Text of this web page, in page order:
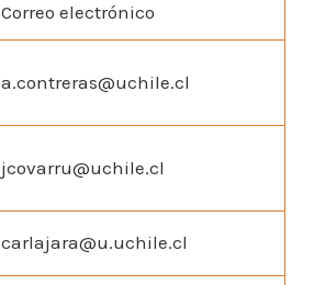
Correo electrónico
a.contreras@uchile.cl
jcovarru@uchile.cl
carlajara@u.uchile.cl